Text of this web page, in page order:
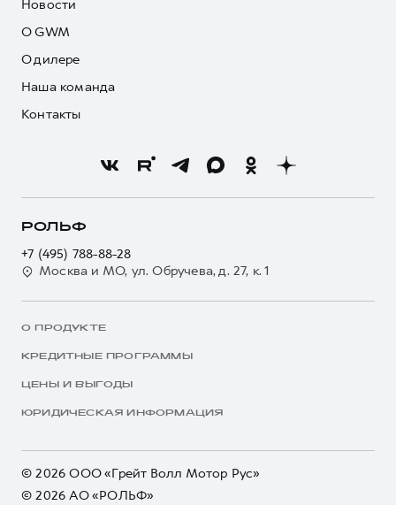
Новости
О GWM
О дилере
Наша команда
Контакты
РОЛЬФ
+7 (495) 788-88-28
Москва и МО, ул. Обручева, д. 27, к. 1
О ПРОДУКТЕ
КРЕДИТНЫЕ ПРОГРАММЫ
ЦЕНЫ И ВЫГОДЫ
ЮРИДИЧЕСКАЯ ИНФОРМАЦИЯ
© 2026 ООО «Грейт Волл Мотор Рус»
© 2026 АО «РОЛЬФ»